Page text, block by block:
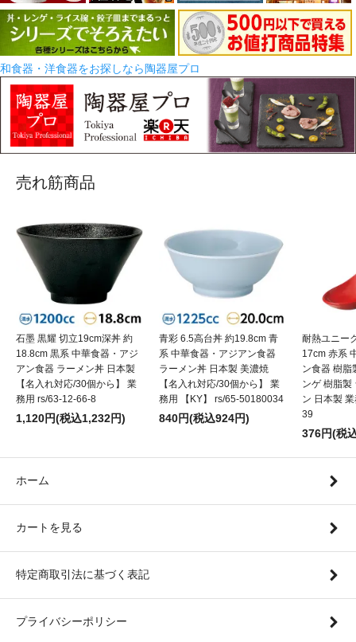
和食器・洋食器をお探しなら陶器屋プロ
売れ筋商品
石墨 黒耀 切立19cm深丼 約
18.8cm 黒系 中華食器・アジ
アン食器 ラーメン丼 日本製
【名入れ対応/30個から】 業
務用 rs/63-12-66-8
1,120円(税込1,232円)
青彩 6.5高台丼 約19.8cm 青
系 中華食器・アジアン食器
ラーメン丼 日本製 美濃焼
【名入れ対応/30個から】 業
務用 【KY】 rs/65-50180034
840円(税込924円)
耐熱ユニー
17cm 赤系
ン食器 樹脂
ンゲ 樹脂製
ン 日本製
39
376円(税
ホーム
カートを見る
特定商取引法に基づく表記
プライバシーポリシー